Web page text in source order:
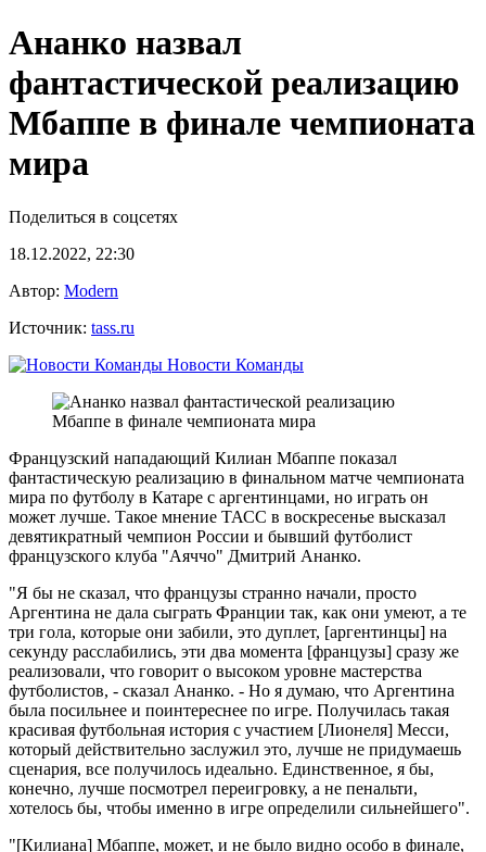
Ананко назвал
фантастической реализацию
Мбаппе в финале чемпионата
мира
Поделиться в соцсетях
18.12.2022, 22:30
Автор: Modern
Источник: tass.ru
Новости Команды
Французский нападающий Килиан Мбаппе показал
фантастическую реализацию в финальном матче чемпионата
мира по футболу в Катаре с аргентинцами, но играть он
может лучше. Такое мнение ТАСС в воскресенье высказал
девятикратный чемпион России и бывший футболист
французского клуба "Аяччо" Дмитрий Ананко.
"Я бы не сказал, что французы странно начали, просто
Аргентина не дала сыграть Франции так, как они умеют, а те
три гола, которые они забили, это дуплет, [аргентинцы] на
секунду расслабились, эти два момента [французы] сразу же
реализовали, что говорит о высоком уровне мастерства
футболистов, - сказал Ананко. - Но я думаю, что Аргентина
была посильнее и поинтереснее по игре. Получилась такая
красивая футбольная история с участием [Лионеля] Месси,
который действительно заслужил это, лучше не придумаешь
сценария, все получилось идеально. Единственное, я бы,
конечно, лучше посмотрел переигровку, а не пенальти,
хотелось бы, чтобы именно в игре определили сильнейшего".
"[Килиана] Мбаппе, может, и не было видно особо в финале,